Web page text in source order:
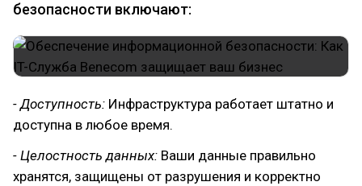
безопасности включают:
- Доступность: Инфраструктура работает штатно и
доступна в любое время.
- Целостность данных: Ваши данные правильно
хранятся, защищены от разрушения и корректно